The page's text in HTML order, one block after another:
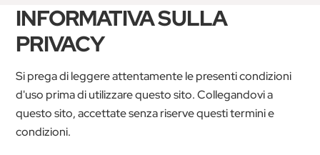
INFORMATIVA SULLA
PRIVACY
Si prega di leggere attentamente le presenti condizioni
d'uso prima di utilizzare questo sito. Collegandovi a
questo sito, accettate senza riserve questi termini e
condizioni.